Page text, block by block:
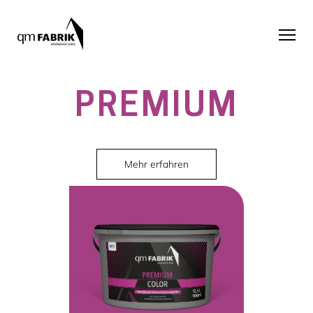
PREMIUM
Mehr erfahren